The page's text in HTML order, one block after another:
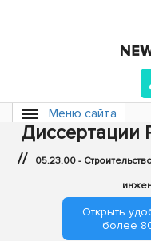
Меню сайта
Диссертации
// 05.23.00 -
Открыть
более